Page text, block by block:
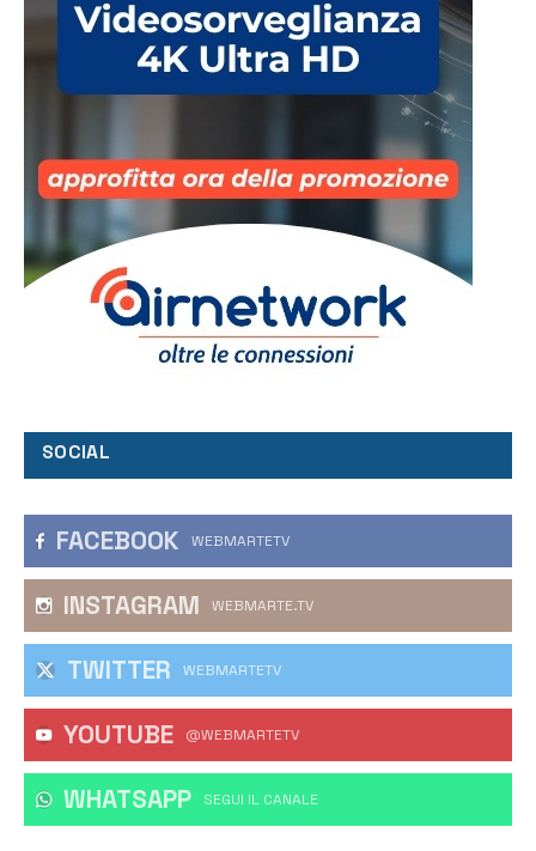
SOCIAL
FACEBOOK WEBMARTETV
INSTAGRAM WEBMARTE.TV
TWITTER WEBMARTETV
YOUTUBE @WEBMARTETV
WHATSAPP ‎SEGUI IL CANALE